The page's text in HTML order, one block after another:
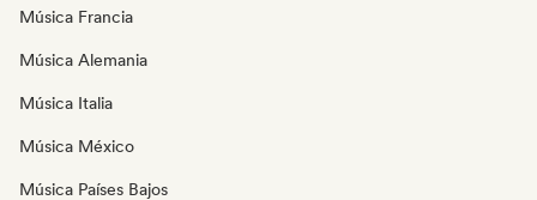
Música Francia
Música Alemania
Música Italia
Música México
Música Países Bajos